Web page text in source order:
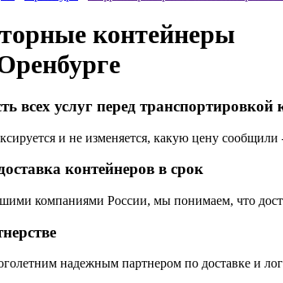
контейнеры
всех услуг перед транспортировкой
и не изменяется, какую цену сообщили
контейнеров в срок
компаниями России, мы понимаем, что
надежным партнером по доставке и